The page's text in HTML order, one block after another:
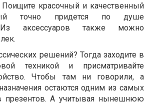
красочный и качественный
точно придется по душе
Из аксессуаров также можно
решений? Тогда заходите в
техникой и присматривайте
Чтобы там ни говорили, а
остаются одним из самых
презентов. А учитывая нынешнюю